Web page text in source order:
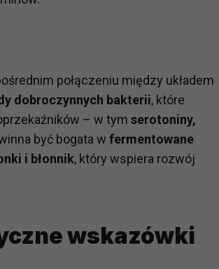
połączeniu między układem
dobroczynnych bakterii, które
– w tym serotoniny,
być bogata w fermentowane
i błonnik, który wspiera rozwój
wskazówki